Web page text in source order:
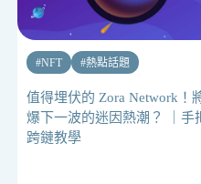
#NFT #熱點話題
值得埋伏的 Zora Network！
爆下一波的迷因熱潮？ ｜手
跨鏈教學